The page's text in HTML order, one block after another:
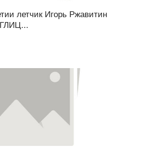
летчик Игорь Ржавитин